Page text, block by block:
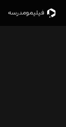
فیلیمو‌مدرسه